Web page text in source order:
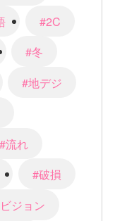
#2C
#冬
#地デジ
#流れ
#破損
ジョン